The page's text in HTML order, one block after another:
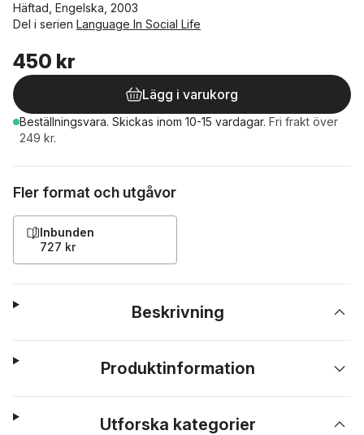
Häftad, Engelska, 2003
Del i serien Language In Social Life
450 kr
Lägg i varukorg
Beställningsvara. Skickas inom 10-15 vardagar. Fri frakt över
249 kr.
Fler format och utgåvor
Inbunden
727 kr
Beskrivning
Produktinformation
Utforska kategorier